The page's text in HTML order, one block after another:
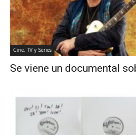
Cine, TV y Series
Se viene un documental